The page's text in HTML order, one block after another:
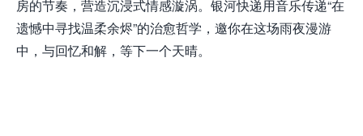
房的节奏，营造沉浸式情感漩涡。银河快递用音乐传递“在
遗憾中寻找温柔余烬”的治愈哲学，邀你在这场雨夜漫游
中，与回忆和解，等下一个天晴。